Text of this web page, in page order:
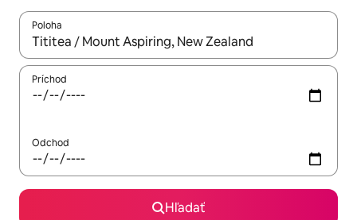
Poloha
Keď budú výsledky k dispozícii, môžete si ich prechádzať
Príchod
Odchod
Hľadať